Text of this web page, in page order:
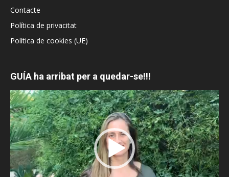
Contacte
Política de privacitat
Política de cookies (UE)
GUÍA ha arribat per a quedar-se!!!
Reproductor
de
vídeo